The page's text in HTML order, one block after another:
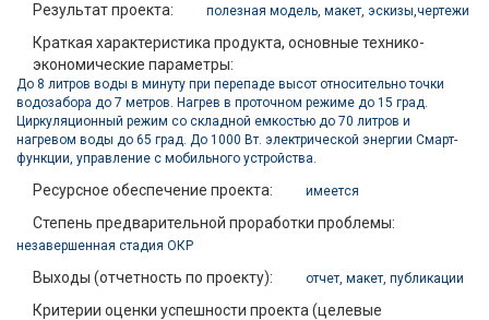
Результат проекта: полезная модель, макет, эскизы,чертежи
Краткая характеристика продукта, основные технико-
экономические параметры:
До 8 литров воды в минуту при перепаде высот относительно точки
водозабора до 7 метров. Нагрев в проточном режиме до 15 град.
Циркуляционный режим со складной емкостью до 70 литров и
нагревом воды до 65 град. До 1000 Вт. электрической энергии Смарт-
функции, управление с мобильного устройства.
Ресурсное обеспечение проекта: имеется
Степень предварительной проработки проблемы:
незавершенная стадия ОКР
Выходы (отчетность по проекту): отчет, макет, публикации
Критерии оценки успешности проекта (целевые